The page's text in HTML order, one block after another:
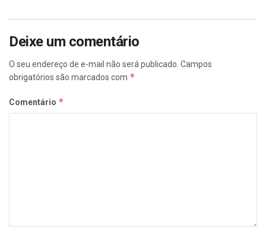
Deixe um comentário
O seu endereço de e-mail não será publicado. Campos
obrigatórios são marcados com *
Comentário *